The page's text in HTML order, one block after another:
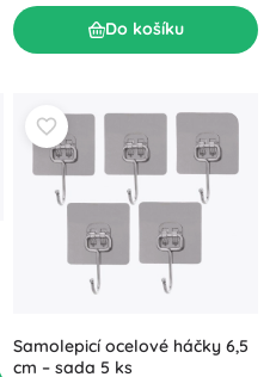
Do košíku
Samolepicí ocelové háčky 6,5
cm – sada 5 ks